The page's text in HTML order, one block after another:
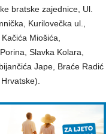
bratske zajednice, Ul.
Kurilovečka ul.,
Miošića,
Slavka Kolara,
Jape, Braće Radić